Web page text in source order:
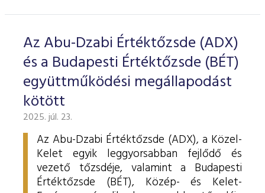
Az Abu-Dzabi Értéktőzsde (ADX)
és a Budapesti Értéktőzsde (BÉT)
együttműködési megállapodást
kötött
2025. júl. 23.
Az Abu-Dzabi Értéktőzsde (ADX), a Közel-
Kelet egyik leggyorsabban fejlődő és
vezető tőzsdéje, valamint a Budapesti
Értéktőzsde (BÉT), Közép- és Kelet-